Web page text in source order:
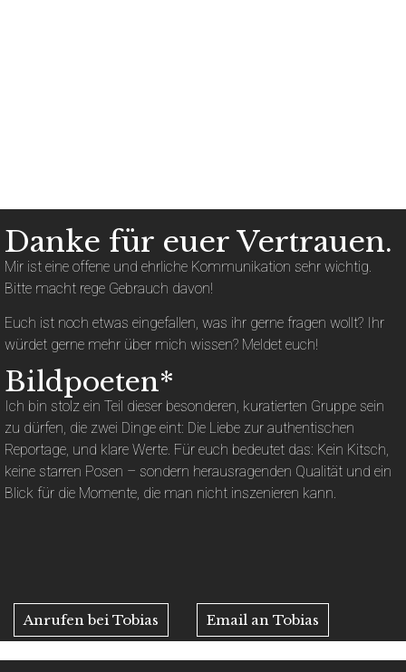
Danke für euer Vertrauen.
Mir ist eine offene und ehrliche Kommunikation sehr wichtig.
Bitte macht rege Gebrauch davon!
Euch ist noch etwas eingefallen, was ihr gerne fragen wollt? Ihr
würdet gerne mehr über mich wissen? Meldet euch!
Bildpoeten*
Ich bin stolz ein Teil dieser besonderen, kuratierten Gruppe sein
zu dürfen, die zwei Dinge eint: Die Liebe zur authentischen
Reportage, und klare Werte. Für euch bedeutet das: Kein Kitsch,
keine starren Posen – sondern herausragenden Qualität und ein
Blick für die Momente, die man nicht inszenieren kann.
Anrufen bei Tobias Email an Tobias